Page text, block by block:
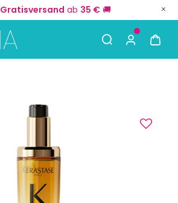
Gratisversand ab 35 € 🚚